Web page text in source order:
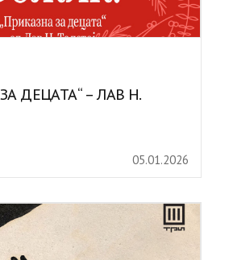
ДЕЦАТА“ – ЛАВ Н.
05.01.2026